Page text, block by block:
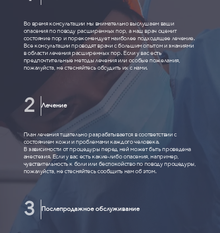
Во время консультации мы внимательно выслушаем ваши
опасения по поводу расширенных пор, а наш врач оценит
состояние пор и порекомендует наиболее подходящее лечение.
Все консультации проводят врачи с большим опытом и знаниями
в области лечения расширенных пор. Если у вас есть
предпочтительные методы лечения или особые пожелания,
пожалуйста, не стесняйтесь обсудить их с нами.
Лечение
План лечения тщательно разрабатывается в соответствии с
состоянием кожи и проблемами каждого человека.
В зависимости от процедуры перед ней может быть проведена
анестезия. Если у вас есть какие-либо опасения, например,
чувствительность к боли или беспокойство по поводу процедуры,
пожалуйста, не стесняйтесь сообщить нам об этом.
Послепродажное обслуживание